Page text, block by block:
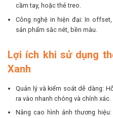
cầm tay, hoặc thẻ treo.
Công nghệ in hiện đại: In
sản phẩm sắc nét, bền màu.
Lợi ích khi sử dụng
Xanh
Quản lý và kiểm soát dễ dàng:
ra vào nhanh chóng và chính xác.
Nâng cao hình ảnh thương